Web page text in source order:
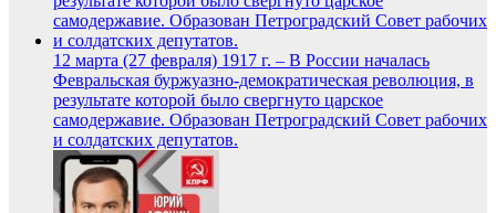
12 марта (27 февраля) 1917 г. – В России началась
Февральская буржуазно-демократическая революция, в
результате которой было свергнуто царское
самодержавие. Образован Петроградский Совет рабочих
и солдатских депутатов.